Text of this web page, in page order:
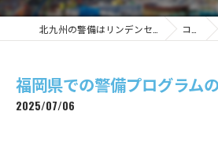
コラム
福岡県での警備プログラム
2025/07/06